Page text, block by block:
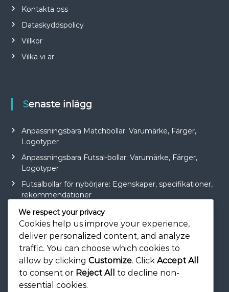
Kontakta oss
Dataskyddspolicy
Villkor
Vilka vi är
Senaste inlägg
Anpassningsbara Matchbollar: Varumärke, Färger,
Logotyper
Anpassningsbara Futsal-bollar: Varumärke, Färger,
Logotyper
Futsalbollar för nybörjare: Egenskaper, specifikationer,
rekommendationer
Topkvalitets matchbollar: Konstruktion,
Varumärkesrykte, Pris
Officiella ligamatchbollar: Design, varumärke, historia
We respect your privacy
Cookies help us improve your experience,
deliver personalized content, and analyze
traffic. You can choose which cookies to
allow by clicking Customize. Click Accept All
to consent or Reject All
to decline non-
essential cookies.